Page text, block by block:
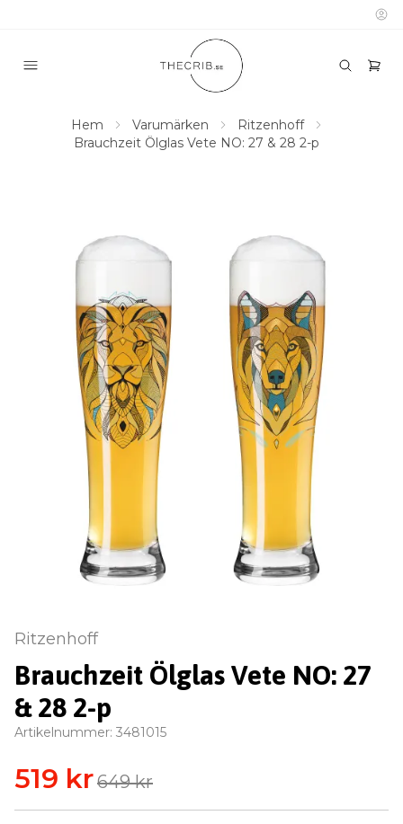
Hem Varumärken
Ritzenhoff
Brauchzeit Ölglas Vete NO: 27 & 28 2-p
Ritzenhoff
Brauchzeit Ölglas Vete NO: 27
& 28 2-p
Artikelnummer: 3481015
519 kr649 kr